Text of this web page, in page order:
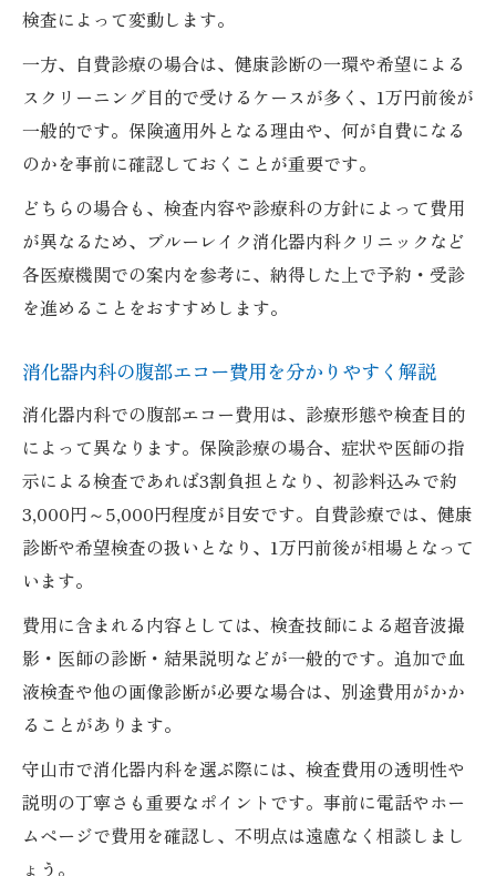
検査によって変動します。
一方、自費診療の場合は、健康診断の一環や希望による
スクリーニング目的で受けるケースが多く、1万円前後が
一般的です。保険適用外となる理由や、何が自費になる
のかを事前に確認しておくことが重要です。
どちらの場合も、検査内容や診療科の方針によって費用
が異なるため、ブルーレイク消化器内科クリニックなど
各医療機関での案内を参考に、納得した上で予約・受診
を進めることをおすすめします。
消化器内科の腹部エコー費用を分かりやすく解説
消化器内科での腹部エコー費用は、診療形態や検査目的
によって異なります。保険診療の場合、症状や医師の指
示による検査であれば3割負担となり、初診料込みで約
3,000円～5,000円程度が目安です。自費診療では、健康
診断や希望検査の扱いとなり、1万円前後が相場となって
います。
費用に含まれる内容としては、検査技師による超音波撮
影・医師の診断・結果説明などが一般的です。追加で血
液検査や他の画像診断が必要な場合は、別途費用がかか
ることがあります。
守山市で消化器内科を選ぶ際には、検査費用の透明性や
説明の丁寧さも重要なポイントです。事前に電話やホー
ムページで費用を確認し、不明点は遠慮なく相談しまし
ょう。